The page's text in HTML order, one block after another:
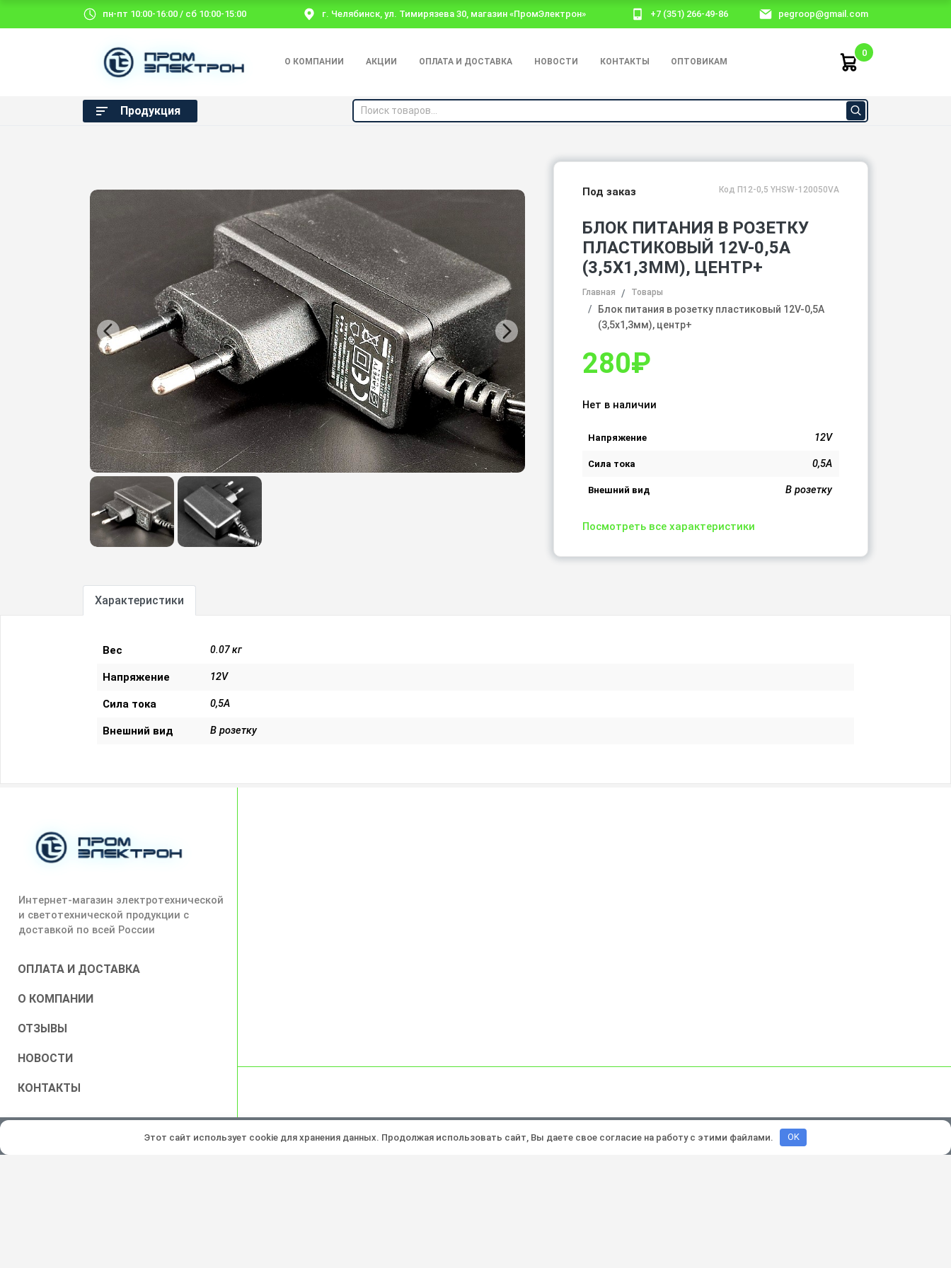
пн-пт 10:00-16:00 / сб 10:00-15:00 г. Челябинск, ул. Тимирязева 30, магазин «ПромЭлектрон» +7 (351) 266-49-86 pegroop@gmail.com
О КОМПАНИИ АКЦИИ ОПЛАТА И ДОСТАВКА НОВОСТИ КОНТАКТЫ ОПТОВИКАМ
0
Продукция
Под заказ Код П12-0,5 YHSW-120050VA
БЛОК ПИТАНИЯ В РОЗЕТКУ
ПЛАСТИКОВЫЙ 12V-0,5A
(3,5Х1,3ММ), ЦЕНТР+
Главная Товары
Блок питания в розетку пластиковый 12V-0,5A
(3,5х1,3мм), центр+
280₽
Нет в наличии
Напряжение 12V
Сила тока 0,5A
Внешний вид В розетку
Посмотреть все характеристики
Характеристики
Вес 0.07 кг
Напряжение 12V
Сила тока 0,5A
Внешний вид В розетку
Интернет-магазин электротехнической
и светотехнической продукции с
доставкой по всей России
ОПЛАТА И ДОСТАВКА
О КОМПАНИИ
ОТЗЫВЫ
НОВОСТИ
КОНТАКТЫ
Все права защищены © 2026 Политика конфиденциальности Разработка и продвижение:Lukevium
Этот сайт использует cookie для хранения данных. Продолжая использовать сайт, Вы даете свое согласие на работу с этими файлами. OK